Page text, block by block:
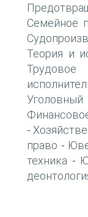
Семейное
Теория и
-
право -
техника -